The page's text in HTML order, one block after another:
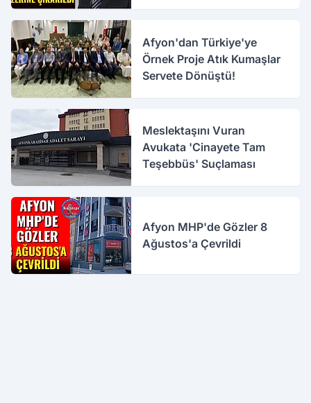
Afyon'dan Türkiye'ye
Örnek Proje Atık Kumaşlar
Servete Dönüştü!
Meslektaşını Vuran
Avukata 'Cinayete Tam
Teşebbüs' Suçlaması
Afyon MHP'de Gözler 8
Ağustos'a Çevrildi